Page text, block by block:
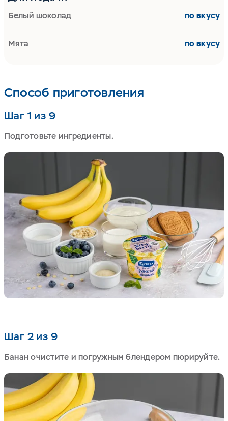
Способ приготовления
Шаг 1 из 9
Подготовьте ингредиенты.
Шаг 2 из 9
Банан очистите и погружным блендером пюрируйте.
Белый шоколад по вкусу
Мята по вкусу